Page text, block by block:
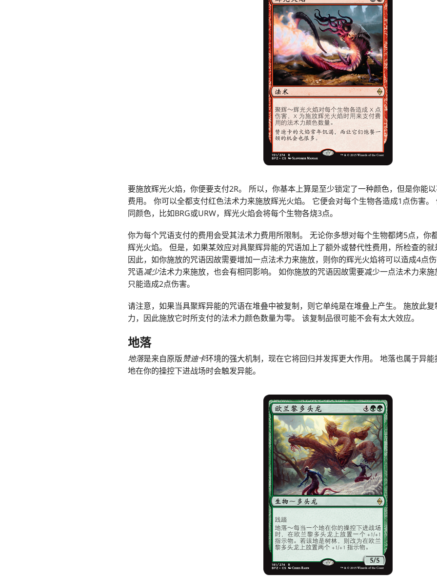
要施放辉光火焰，你便要支付2R。 所以，你基本上算是至少锁定了一种颜色，但是你能
费用。 你可以全都支付红色法术力来施放辉光火焰。 它便会对每个生物各造成1点伤害
同颜色，比如BRG或URW，辉光火焰会将每个生物各烧3点。
你为每个咒语支付的费用会受其法术力费用所限制。 无论你多想对每个生物都烤5点，你
辉光火焰。 但是，如果某效应对具聚辉异能的咒语加上了额外或替代性费用，所检查的就
因此，如你施放的咒语因故需要增加一点法术力来施放，则你的辉光火焰将可以造成4点
咒语减少法术力来施放，也会有相同影响。 如你施放的咒语因故需要减少一点法术力来
只能造成2点伤害。
请注意，如果当具聚辉异能的咒语在堆叠中被复制，则它单纯是在堆叠上产生。 施放此
力，因此施放它时所支付的法术力颜色数量为零。 该复制品很可能不会有太大效应。
地落
地落是来自原版赞迪卡环境的强大机制，现在它将回归并发挥更大作用。 地落也属于异
地在你的操控下进战场时会触发异能。